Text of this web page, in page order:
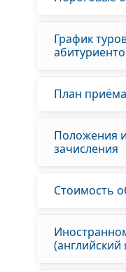
График
План приёма
Положения
зачисления
Стоимость